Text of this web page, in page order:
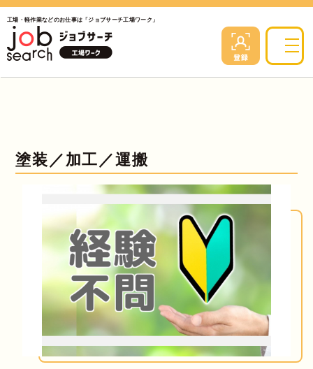
工場・軽作業などのお仕事は「ジョブサーチ工場ワーク」
塗装／加工／運搬